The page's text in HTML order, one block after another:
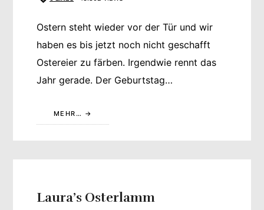
Ostern steht wieder vor der Tür und wir
haben es bis jetzt noch nicht geschafft
Ostereier zu färben. Irgendwie rennt das
Jahr gerade. Der Geburtstag…
MEHR…
Laura’s Osterlamm